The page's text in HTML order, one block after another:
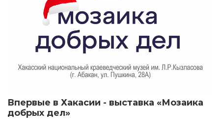
Впервые в Хакасии - выставка «Мозаика
добрых дел»